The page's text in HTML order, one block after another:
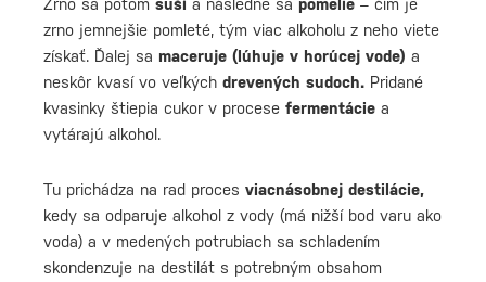
zrno jemnejšie pomleté, tým viac alkoholu z neho viete
získať. Ďalej sa maceruje (lúhuje v horúcej vode) a
neskôr kvasí vo veľkých drevených sudoch. Pridané
kvasinky štiepia cukor v procese fermentácie a
vytárajú alkohol.
Tu prichádza na rad proces viacnásobnej destilácie,
kedy sa odparuje alkohol z vody (má nižší bod varu ako
voda) a v medených potrubiach sa schladením
skondenzuje na destilát s potrebným obsahom